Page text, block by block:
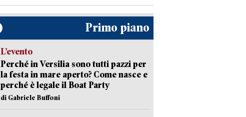
Primo piano
L’evento
Perché in Versilia sono tutti pazzi per
la festa in mare aperto? Come nasce e
perché è legale il Boat Party
di Gabriele Buffoni